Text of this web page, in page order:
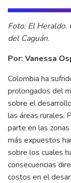
Foto: El Heraldo.
del Caguán.
Por: Vanessa
Colombia ha
prolongados del
sobre el
las áreas rurales.
parte en las
más expuestos
sobre los cuales
consecuencias
costos en el